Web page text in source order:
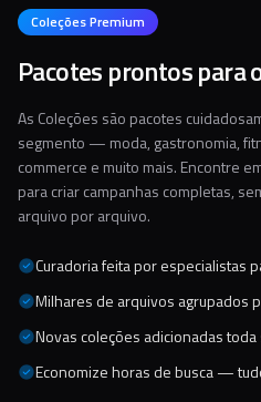
Coleções Premium
Pacotes prontos para
As Coleções são pacotes
segmento — moda, gastronomia,
commerce e muito mais. Encontre
para criar campanhas completas,
arquivo por arquivo.
Curadoria feita por especialistas
Milhares de arquivos agrupados
Novas coleções adicionadas
Economize horas de busca —